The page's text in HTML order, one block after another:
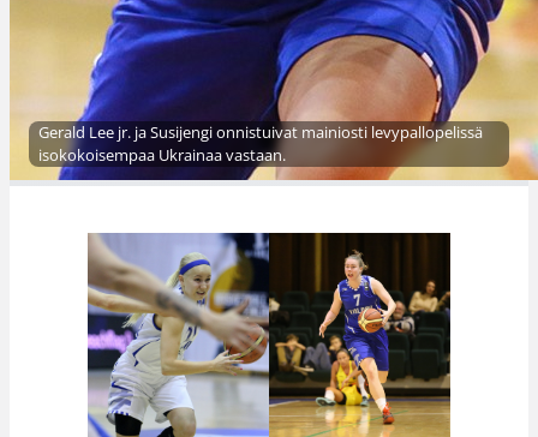
Gerald Lee jr. ja Susijengi onnistuivat mainiosti levypallopelissä
isokokoisempaa Ukrainaa vastaan.